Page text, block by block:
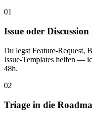
01
Issue oder
Du legst Feature-Request,
Issue-Templates helfen —
48h.
02
Triage in die